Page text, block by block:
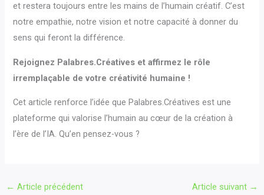
et restera toujours entre les mains de l’humain créatif. C’est
notre empathie, notre vision et notre capacité à donner du
sens qui feront la différence.
Rejoignez Palabres.Créatives et affirmez le rôle
irremplaçable de votre créativité humaine !
Cet article renforce l’idée que Palabres.Créatives est une
plateforme qui valorise l’humain au cœur de la création à
l’ère de l’IA. Qu’en pensez-vous ?
← Article précédent Article suivant →